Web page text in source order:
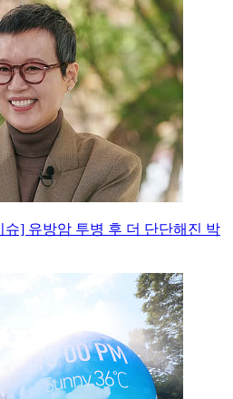
슈] 유방암 투병 후 더 단단해진 박